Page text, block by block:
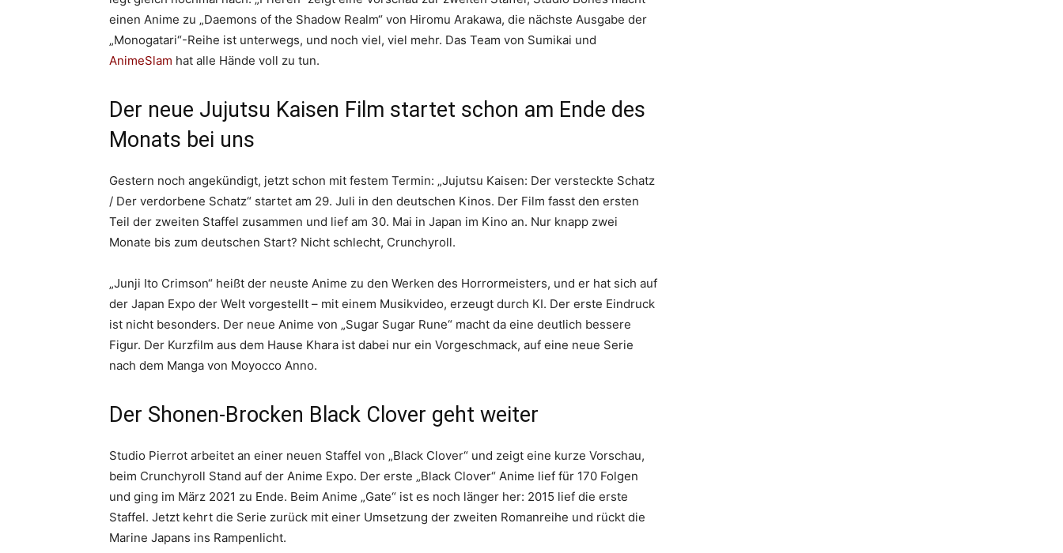
einen Anime zu „Daemons of the Shadow Realm“ von Hiromu Arakawa, die nächste Ausgabe der
„Monogatari“-Reihe ist unterwegs, und noch viel, viel mehr. Das Team von Sumikai und
AnimeSlam hat alle Hände voll zu tun.
Der neue Jujutsu Kaisen Film startet schon am Ende des
Monats bei uns
Gestern noch angekündigt, jetzt schon mit festem Termin: „Jujutsu Kaisen: Der versteckte Schatz
/ Der verdorbene Schatz“ startet am 29. Juli in den deutschen Kinos. Der Film fasst den ersten
Teil der zweiten Staffel zusammen und lief am 30. Mai in Japan im Kino an. Nur knapp zwei
Monate bis zum deutschen Start? Nicht schlecht, Crunchyroll.
„Junji Ito Crimson“ heißt der neuste Anime zu den Werken des Horrormeisters, und er hat sich auf
der Japan Expo der Welt vorgestellt – mit einem Musikvideo, erzeugt durch KI. Der erste Eindruck
ist nicht besonders. Der neue Anime von „Sugar Sugar Rune“ macht da eine deutlich bessere
Figur. Der Kurzfilm aus dem Hause Khara ist dabei nur ein Vorgeschmack, auf eine neue Serie
nach dem Manga von Moyocco Anno.
Der Shonen-Brocken Black Clover geht weiter
Studio Pierrot arbeitet an einer neuen Staffel von „Black Clover“ und zeigt eine kurze Vorschau,
beim Crunchyroll Stand auf der Anime Expo. Der erste „Black Clover“ Anime lief für 170 Folgen
und ging im März 2021 zu Ende. Beim Anime „Gate“ ist es noch länger her: 2015 lief die erste
Staffel. Jetzt kehrt die Serie zurück mit einer Umsetzung der zweiten Romanreihe und rückt die
Marine Japans ins Rampenlicht.